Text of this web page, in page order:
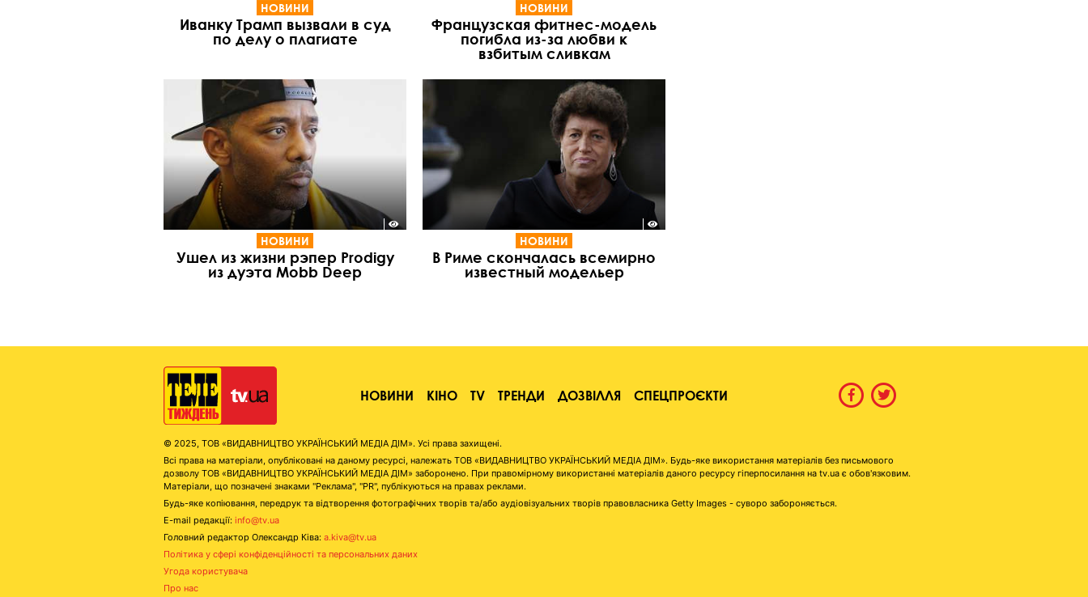
НОВИНИ
Иванку Трамп вызвали в суд
по делу о плагиате
НОВИНИ
Французская фитнес-модель
погибла из-за любви к
взбитым сливкам
НОВИНИ
Ушел из жизни рэпер Prodigy
из дуэта Mobb Deep
НОВИНИ
В Риме скончалась всемирно
известный модельер
НОВИНИ КІНО TV ТРЕНДИ ДОЗВІЛЛЯ СПЕЦПРОЄКТИ
© 2025, ТОВ «ВИДАВНИЦТВО УКРАЇНСЬКИЙ МЕДІА ДІМ». Усі права захищені.
Всі права на матеріали, опубліковані на даному ресурсі, належать ТОВ «ВИДАВНИЦТВО УКРАЇНСЬКИЙ МЕДІА ДІМ». Будь-яке використання матеріалів без письмового
дозволу ТОВ «ВИДАВНИЦТВО УКРАЇНСЬКИЙ МЕДІА ДІМ» заборонено. При правомірному використанні матеріалів даного ресурсу гіперпосилання на tv.ua є обов'язковим.
Матеріали, що позначені знаками "Реклама", "PR", публікуються на правах реклами.
Будь-яке копіювання, передрук та відтворення фотографічних творів та/або аудіовізуальних творів правовласника Getty Images - суворо забороняється.
E-mail редакції: info@tv.ua
Головний редактор Олександр Ківа: a.kiva@tv.ua
Політика у сфері конфіденційності та персональних даних
Угода користувача
Про нас